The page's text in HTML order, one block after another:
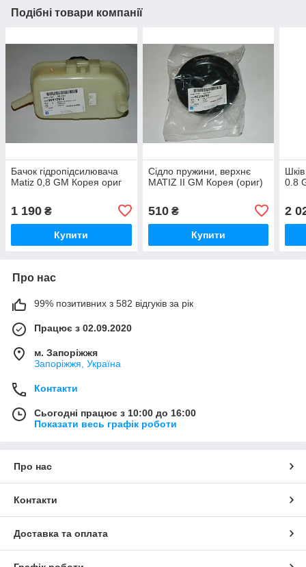
Подібні товари компанії
Бачок гідропідсилювача
Matiz 0,8 GM Корея ориг
1 190 ₴
Купити
Сідло пружини, верхнє
MATIZ II GM Корея (ориг)
510₴
Купити
0.8
2
Про нас
99% позитивних з 582 відгуків за рік
Працює з 02.09.2020
м. Запоріжжя
Запоріжжя, Україна
Контакти
Сьогодні працює з 10:00 до 16:00
Показати весь графік роботи
Про нас
Контакти
Доставка та оплата